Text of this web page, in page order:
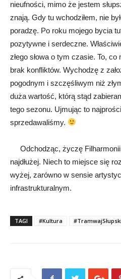
nieufności, mimo że jestem
znają. Gdy tu wchodziłem, nie
poradzę. Po roku mojego bycia
pozytywne i serdeczne.
złego słowa o tym czasie. To,
brak konfliktów. Wychodzę z
pogodnym i szczęśliwym niż
duża wartość, którą stąd
tego sezonu. Ujmując to
sprzedawaliśmy.
Odchodząc, życzę Filharmonii
najdłużej. Niech to miejsce się
wyżej, zarówno w sensie
infrastrukturalnym.
TAGI #Kultura #TramwajSłupski